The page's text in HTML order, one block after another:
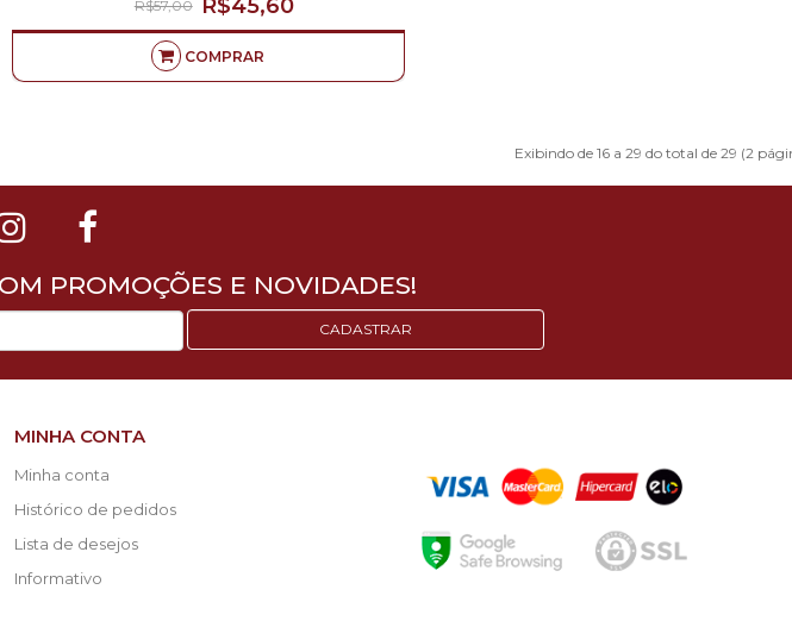
R$45,60
R$57,00
COMPRAR
Exibindo de 16 a 29 do total de 29 (2
PROMOÇÕES E NOVIDADES!
CADASTRAR
MINHA CONTA
Minha conta
Histórico de pedidos
Lista de desejos
Informativo